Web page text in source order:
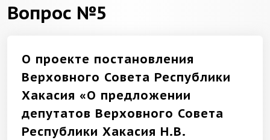
Вопрос №5
О проекте постановления
Верховного Совета Республики
Хакасия «О предложении
депутатов Верховного Совета
Республики Хакасия Н.В.